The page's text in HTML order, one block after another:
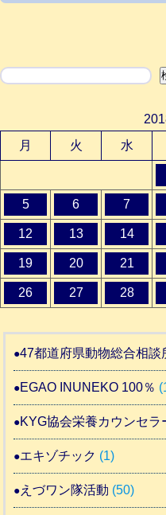
検索
月
火 水
5 6 7
12 13 14
19 20 21
26 27 28
47都道府県動物総合相談
EGAO INUNEKO 100％
KYG協会栄養カウンセラ
エキゾチック (1)
えづワン隊活動 (50)